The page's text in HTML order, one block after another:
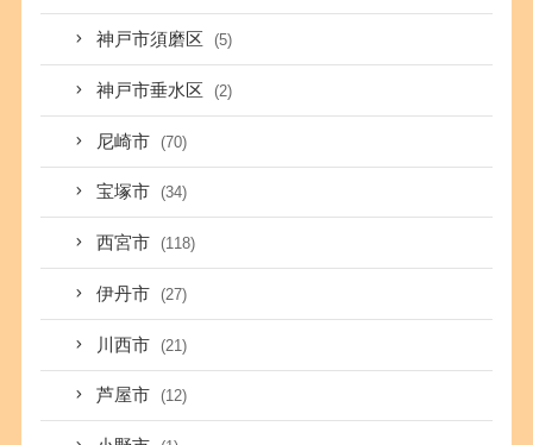
神戸市須磨区 (5)
神戸市垂水区 (2)
尼崎市 (70)
宝塚市 (34)
西宮市 (118)
伊丹市 (27)
川西市 (21)
芦屋市 (12)